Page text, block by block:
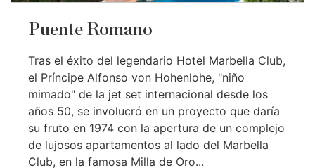
Puente Romano
Tras el éxito del legendario Hotel Marbella Club,
el Príncipe Alfonso von Hohenlohe, "niño
mimado" de la jet set internacional desde los
años 50, se involucró en un proyecto que daría
su fruto en 1974 con la apertura de un complejo
de lujosos apartamentos al lado del Marbella
Club, en la famosa Milla de Oro...